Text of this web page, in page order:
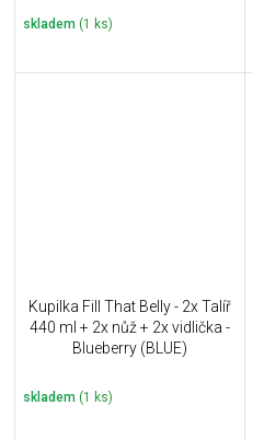
skladem (1 ks)
Kupilka Fill That Belly - 2x Talíř
440 ml + 2x nůž + 2x vidlička -
Blueberry (BLUE)
skladem (1 ks)